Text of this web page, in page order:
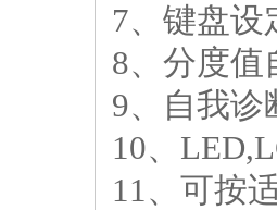
7、键盘设
8、分度值
9、自我诊
10、
11、可按